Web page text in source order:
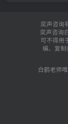
奕声咨询
奕声咨询
可不得用
编、复制
白鹤老师